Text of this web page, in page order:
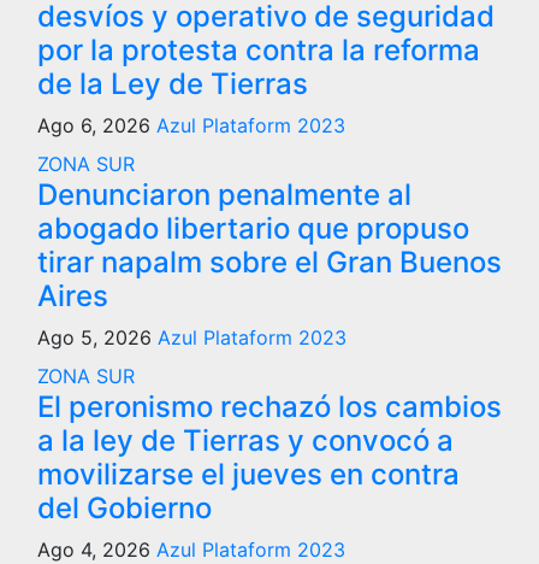
desvíos y operativo de seguridad
por la protesta contra la reforma
de la Ley de Tierras
Ago 6, 2026 Azul Plataform 2023
ZONA SUR
Denunciaron penalmente al
abogado libertario que propuso
tirar napalm sobre el Gran Buenos
Aires
Ago 5, 2026 Azul Plataform 2023
ZONA SUR
El peronismo rechazó los cambios
a la ley de Tierras y convocó a
movilizarse el jueves en contra
del Gobierno
Ago 4, 2026 Azul Plataform 2023